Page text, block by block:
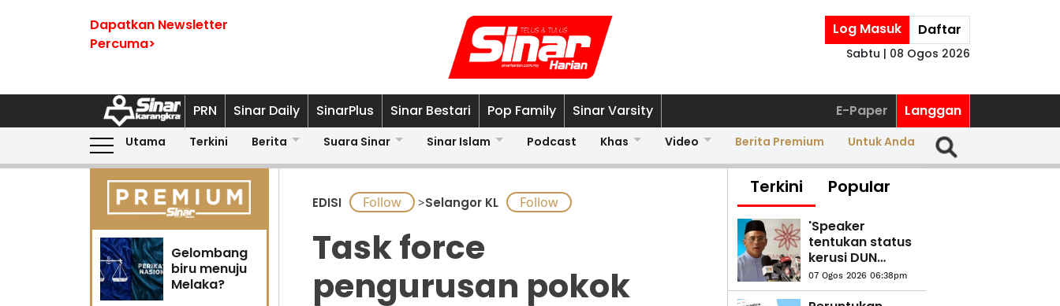
Dapatkan Newsletter
Percuma>
Log Masuk Daftar
Sabtu | 08 Ogos 2026
PRN Sinar Daily SinarPlus Sinar Bestari Pop Family Sinar Varsity E-Paper Langgan
Utama Terkini Berita Suara Sinar Sinar Islam Podcast Khas Video Berita Premium Untuk Anda
Gelombang
biru menuju
Melaka?
EDISI >Selangor KL
Task force
pengurusan pokok
Terkini Popular
'Speaker
tentukan status
kerusi DUN
selepas
semakan' -
07 Ogos 2026 06:38pm